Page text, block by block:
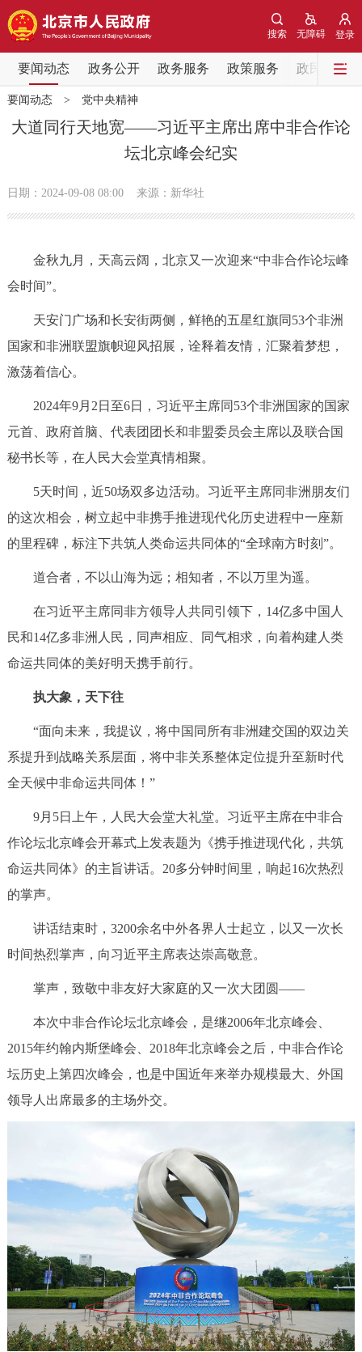
登录
无障碍
搜索
要闻动态 政务公开 政务服务 政策服务 政民互动
要闻动态
党中央精神
会议信息
市领导
政务服务
个人服务 法人服务
便民服务 利企服务 投资项目
12345网上接诉即办 我要咨询 我要建议
参与调查
走进北京
北京概况
绿色北京 图说北京 视频北京
多语种
ENGLISH
DEUTSCH FRANÇAIS РУССКИЙ ЯЗЫК
ITALIANO
要闻动态> 党中央精神
大道同行天地宽——习近平主席出席中非合作论
坛北京峰会纪实
日期：2024-09-08 08:00 来源：新华社
金秋九月，天高云阔，北京又一次迎来“中非合作论坛峰
会时间”。
天安门广场和长安街两侧，鲜艳的五星红旗同53个非洲
国家和非洲联盟旗帜迎风招展，诠释着友情，汇聚着梦想，
激荡着信心。
2024年9月2日至6日，习近平主席同53个非洲国家的国家
元首、政府首脑、代表团团长和非盟委员会主席以及联合国
秘书长等，在人民大会堂真情相聚。
5天时间，近50场双多边活动。习近平主席同非洲朋友们
的这次相会，树立起中非携手推进现代化历史进程中一座新
的里程碑，标注下共筑人类命运共同体的“全球南方时刻”。
道合者，不以山海为远；相知者，不以万里为遥。
在习近平主席同非方领导人共同引领下，14亿多中国人
民和14亿多非洲人民，同声相应、同气相求，向着构建人类
命运共同体的美好明天携手前行。
执大象，天下往
“面向未来，我提议，将中国同所有非洲建交国的双边关
系提升到战略关系层面，将中非关系整体定位提升至新时代
全天候中非命运共同体！”
9月5日上午，人民大会堂大礼堂。习近平主席在中非合
作论坛北京峰会开幕式上发表题为《携手推进现代化，共筑
命运共同体》的主旨讲话。20多分钟时间里，响起16次热烈
的掌声。
讲话结束时，3200余名中外各界人士起立，以又一次长
时间热烈掌声，向习近平主席表达崇高敬意。
掌声，致敬中非友好大家庭的又一次大团圆——
本次中非合作论坛北京峰会，是继2006年北京峰会、
2015年约翰内斯堡峰会、2018年北京峰会之后，中非合作论
坛历史上第四次峰会，也是中国近年来举办规模最大、外国
领导人出席最多的主场外交。